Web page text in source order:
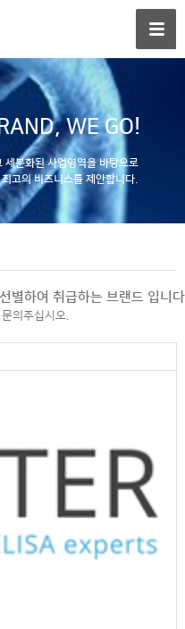
WE GO!
세분화된 사업영역을 바탕으로
최고의 비즈니스를 제안합니다.
별하여 취급하는 브랜드 입니
의주십시오.